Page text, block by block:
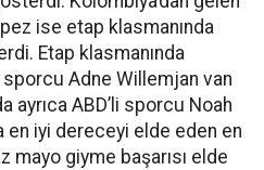
ise etap klasmanında
Etap klasmanında
Adne Willemjan van
ayrıca ABD’li sporcu Noah
en iyi dereceyi elde eden en
giyme başarısı elde